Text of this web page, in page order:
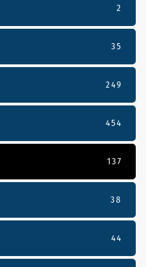
2
35
249
454
137
38
44